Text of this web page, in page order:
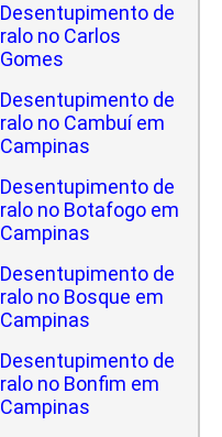
Desentupimento de
ralo no Carlos
Gomes
Desentupimento de
ralo no Cambuí em
Campinas
Desentupimento de
ralo no Botafogo em
Campinas
Desentupimento de
ralo no Bosque em
Campinas
Desentupimento de
ralo no Bonfim em
Campinas